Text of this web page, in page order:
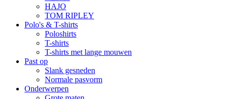
HAJO
TOM RIPLEY
Polo's & T-shirts
Poloshirts
T-shirts
T-shirts met lange mouwen
Past op
Slank gesneden
Normale pasvorm
Onderwerpen